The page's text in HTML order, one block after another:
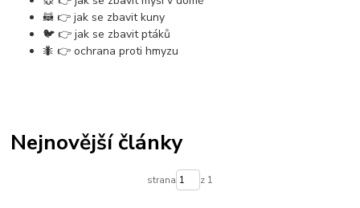
🦝 👉 jak se zbavit kuny
🐦 👉 jak se zbavit ptáků
🐜 👉 ochrana proti hmyzu
Nejnovější články
strana z 1